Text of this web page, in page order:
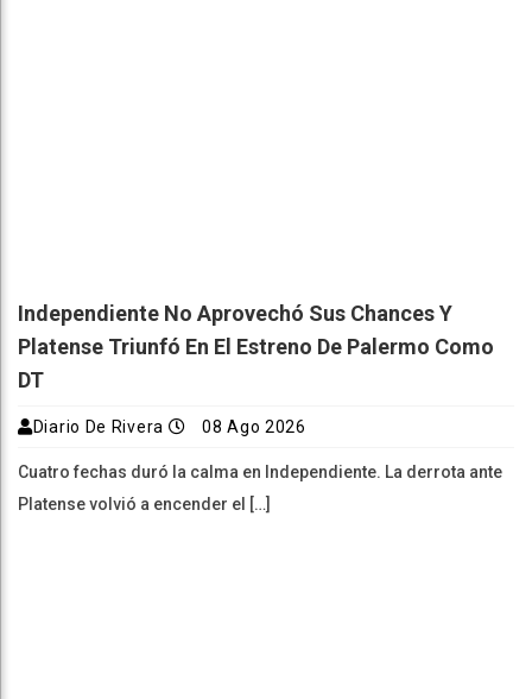
Independiente No Aprovechó Sus Chances Y
Platense Triunfó En El Estreno De Palermo Como
DT
Diario De Rivera 08 Ago 2026
Cuatro fechas duró la calma en Independiente. La derrota ante
Platense volvió a encender el […]